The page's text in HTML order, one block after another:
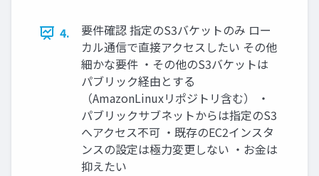
4.
要件確認 指定のS3バケットのみ ロー
カル通信で直接アクセスしたい その他
細かな要件 ・その他のS3バケットは
パブリック経由とする
（AmazonLinuxリポジトリ含む） ・
パブリックサブネットからは指定のS3
へアクセス不可 ・既存のEC2インスタ
ンスの設定は極力変更しない ・お金は
抑えたい